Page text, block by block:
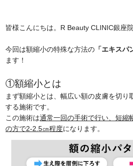
皆様こんにちは。R Beauty CLINIC銀座
今回は額縮小の特殊な方法の 「エキスパ
ます！
①額縮小とは
まず額縮小とは、幅広い額の皮膚を切り
する施術です。
この施術は通常一回の手術で行い、短縮
の方で2-2.5㎝程度になります。